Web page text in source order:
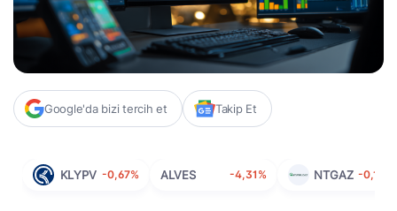
Google'da bizi tercih et Takip Et
KLYPV -0,67% ALVES -4,31% NTGAZ -0,18%